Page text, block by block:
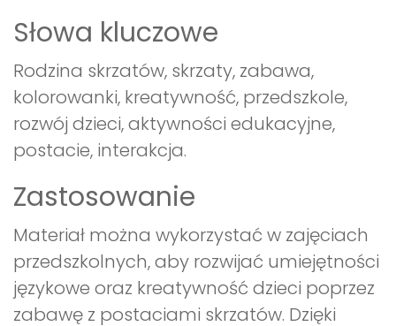
Słowa kluczowe
Rodzina skrzatów, skrzaty, zabawa,
kolorowanki, kreatywność, przedszkole,
rozwój dzieci, aktywności edukacyjne,
postacie, interakcja.
Zastosowanie
Materiał można wykorzystać w zajęciach
przedszkolnych, aby rozwijać umiejętności
językowe oraz kreatywność dzieci poprzez
zabawę z postaciami skrzatów. Dzięki